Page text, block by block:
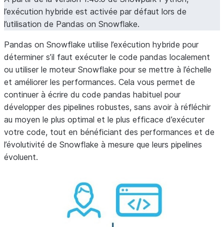
l’exécution hybride est activée par défaut lors de
l’utilisation de Pandas on Snowflake.
Pandas on Snowflake utilise l’exécution hybride pour
déterminer s’il faut exécuter le code pandas localement
ou utiliser le moteur Snowflake pour se mettre à l’échelle
et améliorer les performances. Cela vous permet de
continuer à écrire du code pandas habituel pour
développer des pipelines robustes, sans avoir à réfléchir
au moyen le plus optimal et le plus efficace d’exécuter
votre code, tout en bénéficiant des performances et de
l’évolutivité de Snowflake à mesure que leurs pipelines
évoluent.